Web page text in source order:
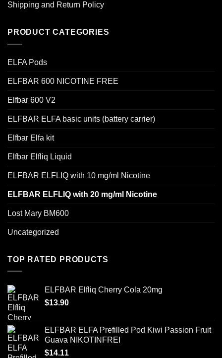
Shipping and Return Policy
PRODUCT CATEGORIES
ELFA Pods
ELFBAR 600 NICOTINE FREE
Elfbar 600 V2
ELFBAR ELFA basic units (battery carrier)
Elfbar Elfa kit
Elfbar Elfliq Liquid
ELFBAR ELFLIQ with 10 mg/ml Nicotine
ELFBAR ELFLIQ with 20 mg/ml Nicotine
Lost Mary BM600
Uncategorized
TOP RATED PRODUCTS
ELFBAR Elfliq Cherry Cola 20mg
$13.90
ELFBAR ELFA Prefilled Pod Kiwi Passion Fruit
Guava NIKOTINFREI
$14.11